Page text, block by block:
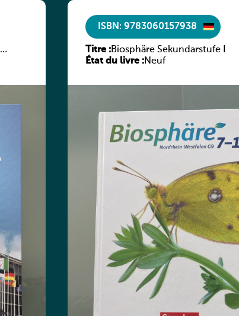
ISBN: 9783060157938
Titre :Biosphäre Sekundarstufe I
État du livre :Neuf